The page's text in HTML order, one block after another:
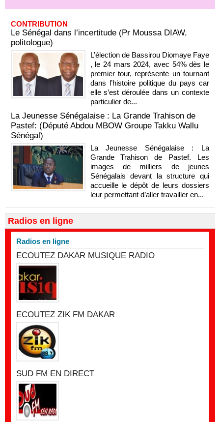
CONTRIBUTION
Le Sénégal dans l’incertitude (Pr Moussa DIAW,
politologue)
L’élection de Bassirou Diomaye Faye
, le 24 mars 2024, avec 54% dès le
premier tour, représente un tournant
dans l’histoire politique du pays car
elle s’est déroulée dans un contexte
particulier de...
La Jeunesse Sénégalaise : La Grande Trahison de
Pastef: (Député Abdou MBOW Groupe Takku Wallu
Sénégal)
La Jeunesse Sénégalaise : La
Grande Trahison de Pastef. Les
images de milliers de jeunes
Sénégalais devant la structure qui
accueille le dépôt de leurs dossiers
leur permettant d’aller travailler en...
Radios en ligne
Radios en ligne
ECOUTEZ DAKAR MUSIQUE RADIO
ECOUTEZ ZIK FM DAKAR
SUD FM EN DIRECT